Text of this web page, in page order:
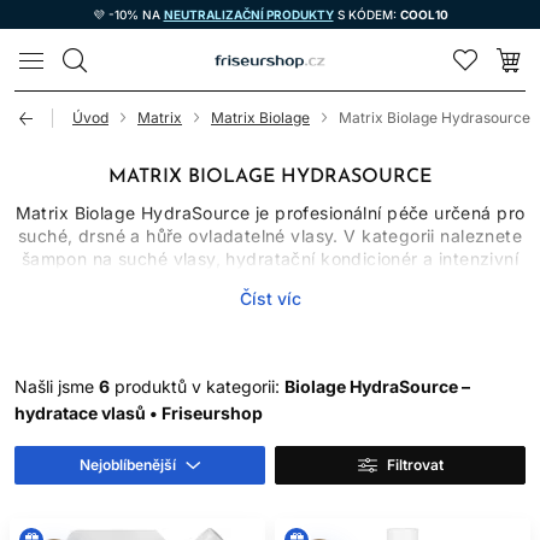
💜 -10% NA NEUTRALIZAČNÍ PRODUKTYS KÓDEM: COOL10
LOMAX
Úvod Matrix Matrix Biolage Matrix Biolage Hydrasource
MATRIX BIOLAGE HYDRASOURCE
Matrix Biolage HydraSource je profesionální péče určená pro
suché, drsné a hůře ovladatelné vlasy. V kategorii naleznete
šampon na suché vlasy, hydratační kondicionér a intenzivní
Produkty lze kombinovat do jednoduché rutiny, která
Suchost vlasů se může projevit matností, drsným povrchem,
zacucháváním, poletováním nebo krepatěním. Ovlivňuje ji
přirozená struktura, chemické úpravy, teplo, UV záření,
tvrdá voda i mechanické tření. Hydratační kosmetika
nedokáže vlas biologicky oživit, ale může dočasně vyhladit
Číst víc
Našli jsme 6 produktů v kategorii: Biolage HydraSource –
hydratace vlasů • Friseurshop
Nejoblíbenější Filtrovat